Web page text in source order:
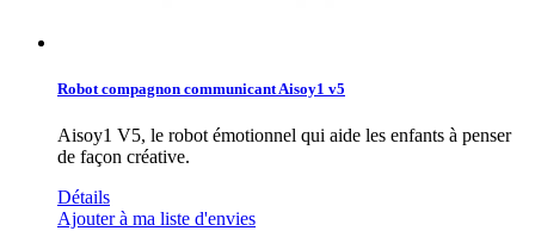
Robot compagnon communicant Aisoy1 v5
Aisoy1 V5, le robot émotionnel qui aide les enfants à penser
de façon créative.
Détails
Ajouter à ma liste d'envies